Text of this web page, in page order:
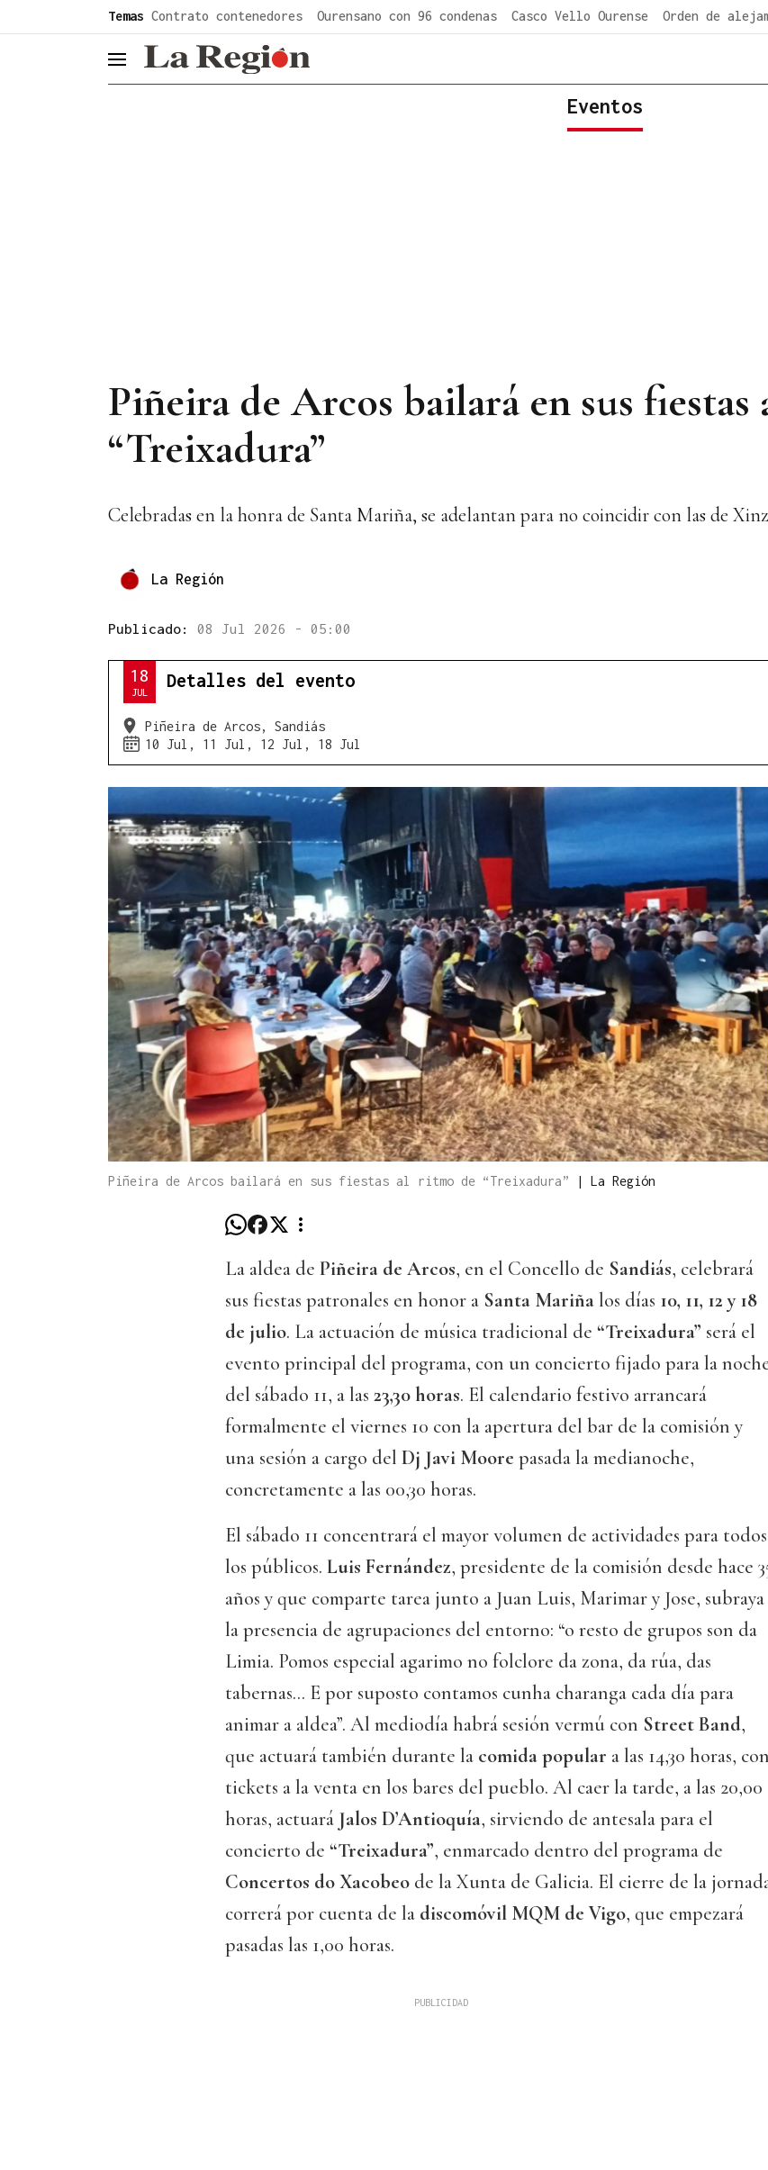
Temas Contrato contenedores Ourensano con 96 condenas Casco Vello Ourense Orden de
header.menu.open
Eventos
Piñeira de Arcos bailará en sus
“Treixadura”
Celebradas en la honra de Santa Mariña, se adelantan para no coincidir con las de
La Región
Publicado: 08 Jul 2026 - 05:00
18
JUL
Detalles del evento
Piñeira de Arcos, Sandiás
10 Jul, 11 Jul, 12 Jul, 18 Jul
Piñeira de Arcos bailará en sus fiestas al ritmo de “Treixadura” | La Región
La aldea de Piñeira de Arcos, en el Concello de Sandiás, celebrará
sus fiestas patronales en honor a Santa Mariñalos días 10, 11, 12 y 18
de julio. La actuación de música tradicional de “Treixadura” será el
evento principal del programa, con un concierto fijado para la
del sábado 11, a las 23,30 horas. El calendario festivo arrancará
formalmente el viernes 10 con la apertura del bar de la comisión y
una sesión a cargo del Dj Javi Moore pasada la medianoche,
concretamente a las 00,30 horas.
El sábado 11 concentrará el mayor volumen de actividades para todos
los públicos. Luis Fernández, presidente de la comisión desde hace
años y que comparte tarea junto a Juan Luis, Marimar y Jose, subraya
la presencia de agrupaciones del entorno: “o resto de grupos son da
Limia. Pomos especial agarimo no folclore da zona, da rúa, das
tabernas... E por suposto contamos cunha charanga cada día para
animar a aldea”. Al mediodía habrá sesión vermú con Street Band,
que actuará también durante la comida popular a las 14,30 horas, con
tickets a la venta en los bares del pueblo. Al caer la tarde, a las 20,00
horas, actuará Jalos D’Antioquía, sirviendo de antesala para el
concierto de “Treixadura”, enmarcado dentro del programa de
Concertos do Xacobeo de la Xunta de Galicia. El cierre de la
correrá por cuenta de la discomóvil MQM de Vigo, que empezará
pasadas las 1,00 horas.